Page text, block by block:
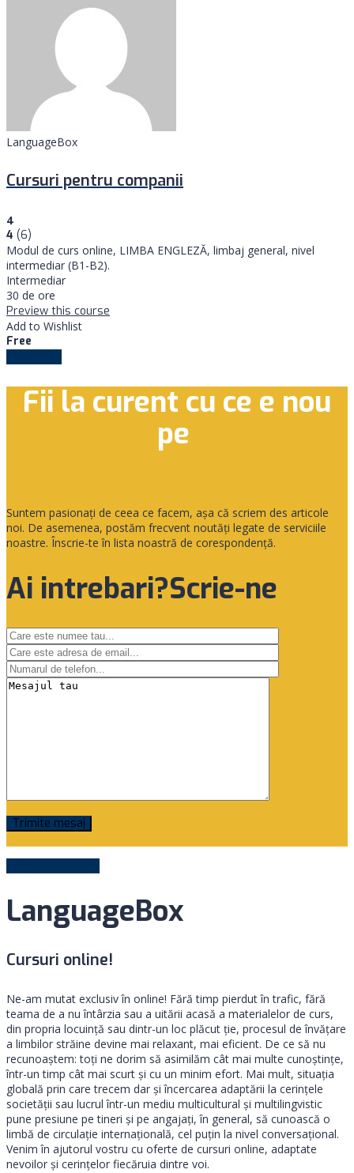
LanguageBox
Cursuri pentru companii
4
4 (6)
Modul de curs online, LIMBA ENGLEZĂ, limbaj general, nivel
intermediar (B1-B2).
Intermediar
30 de ore
Preview this course
Add to Wishlist
Free
Fii la curent cu ce e nou
pe
Suntem pasionaţi de ceea ce facem, aşa că scriem des articole
noi. De asemenea, postăm frecvent noutăţi legate de serviciile
noastre. Înscrie-te în lista noastră de corespondenţă.
Ai intrebari?Scrie-ne
Trimite mesaj
LanguageBox
Cursuri online!
Ne-am mutat exclusiv în online! Fără timp pierdut în trafic, fără
teama de a nu întârzia sau a uitării acasă a materialelor de curs,
din propria locuință sau dintr-un loc plăcut ţie, procesul de învățare
a limbilor străine devine mai relaxant, mai eficient. De ce să nu
recunoaștem: toți ne dorim să asimilăm cât mai multe cunoștințe,
într-un timp cât mai scurt și cu un minim efort. Mai mult, situația
globală prin care trecem dar și încercarea adaptării la cerințele
societății sau lucrul într-un mediu multicultural și multilingvistic
pune presiune pe tineri și pe angajați, în general, să cunoască o
limbă de circulație internațională, cel puțin la nivel conversațional.
Venim în ajutorul vostru cu oferte de cursuri online, adaptate
nevoilor și cerințelor fiecăruia dintre voi.